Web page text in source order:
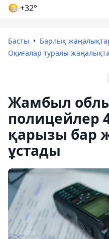
+32°
Басты
Барлық
Оқиғалар туралы
Жамбыл
полицейлер
қарызы бар
ұстады